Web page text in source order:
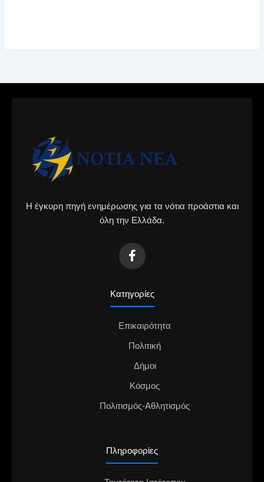
Η έγκυρη πηγή ενημέρωσης για τα νότια προάστια και
όλη την Ελλάδα.
Κατηγορίες
Επικαιρότητα
Πολιτική
Δήμοι
Κόσμος
Πολιτισμός-Αθλητισμός
Πληροφορίες